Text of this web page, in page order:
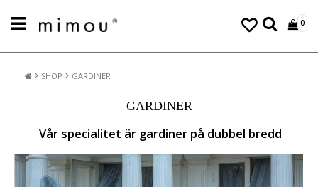
0
SHOP GARDINER
GARDINER
Vår specialitet är gardiner på dubbel bredd